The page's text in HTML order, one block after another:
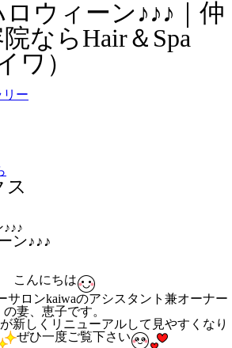
ウィーン♪♪♪｜仲
ならHair＆Spa
ワ）
リー
ス
ン♪♪♪
こんにちは
サロンkaiwaのアシスタント兼オーナー
の妻、恵子です。
新しくリニューアルして見やすくなり
ぜひ一度ご覧下さい